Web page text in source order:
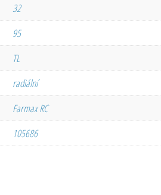
32
95
TL
radiální
Farmax RC
105686